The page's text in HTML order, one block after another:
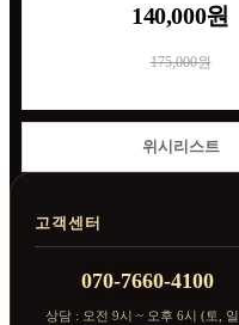
140,000원
175,000원
위시리스트
고객센터
070-7660-4100
상담 : 오전 9시 ~ 오후 6시 (토,